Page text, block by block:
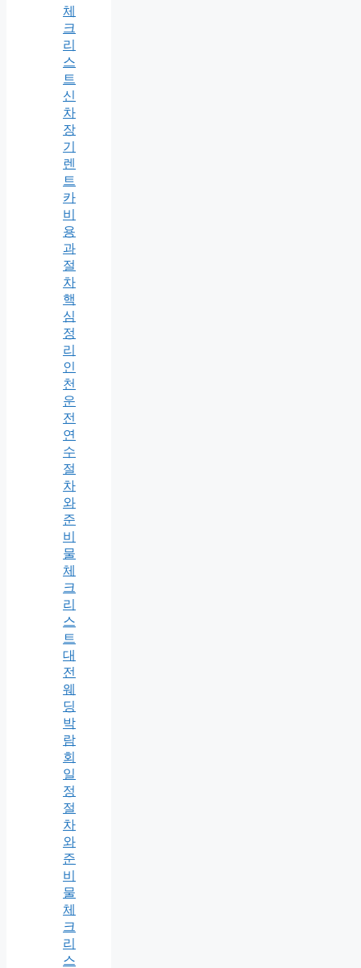
체
크
리
스
트
신
차
장
기
렌
트
카
비
용
과
절
차
핵
심
정
리
인
천
운
전
연
수
절
차
와
준
비
물
체
크
리
스
트
대
전
웨
딩
박
람
회
일
정
절
차
와
준
비
물
체
크
리
스